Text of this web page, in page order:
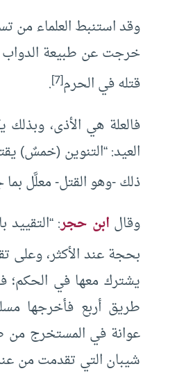
وقد استنبط العلماء من
خرجت عن طبيعة الدواب
قتله في الحرم[7]
.
فالعلة هي الأذى،
العيد: “التنوين (خمسٌ)
ذلك -وهو القتل- معلَّل
وقال ابن حجر:
بحجة عند الأكثر، وعلى
يشترك معها في
طريق أربع فأخرجها
عوانة في المستخرج من
شيبان التي تقدمت من